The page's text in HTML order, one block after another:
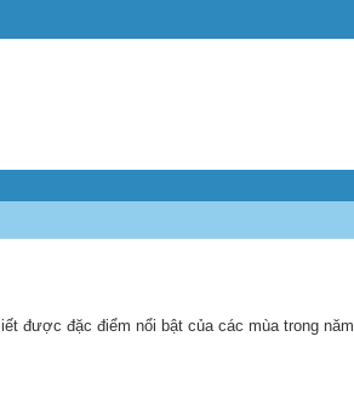
được đặc điểm nổi bật của các mùa trong năm